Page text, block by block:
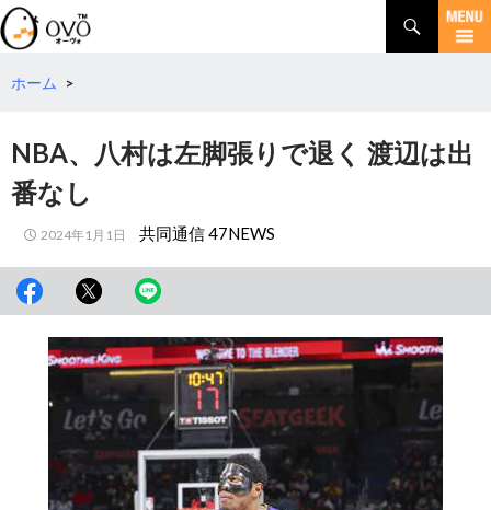
検
索
コ
テ
動
ホーム >
NBA、八村は左脚張りで退く 渡辺は出
番なし
2024年1月1日 共同通信 47NEWS